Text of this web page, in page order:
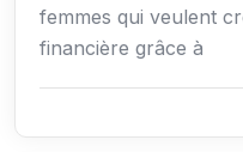
femmes qui veulent
financière grâce à